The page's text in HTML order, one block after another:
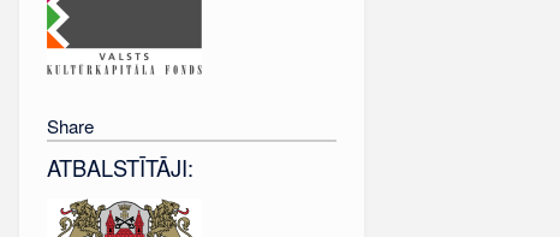
Share
ATBALSTĪTĀJI: